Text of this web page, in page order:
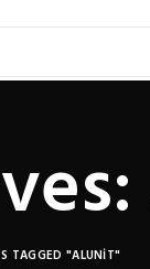
TAGGED "ALUNIT"